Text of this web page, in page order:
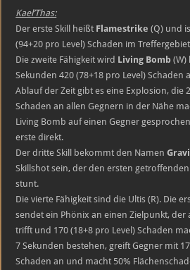
Kael’Thas:
Der erste Skill heißt Flamestrike (Q) und
(94+20 pro Level) Schaden im
Die zweite Fähigkeit wird Living Bomb (W)
Sekunden 420 (78+18 pro Level) Schaden
Ablauf der Zeit gibt es eine Explosion, die
Schaden an allen Gegnern in der Nähe
Living Bomb auf einen Gegner
erste direkt.
Der dritte Skill bekommt den Namen
Skillshot sein, der den ersten
stunt.
Die vierte Fähigkeit sind die Ultis (R). Die
sendet ein Phönix an einen Zielpunkt, der
trifft und 170 (18+8 pro Level) Schaden
7 Sekunden bestehen, greift Gegner mit
Schaden an und macht 50%